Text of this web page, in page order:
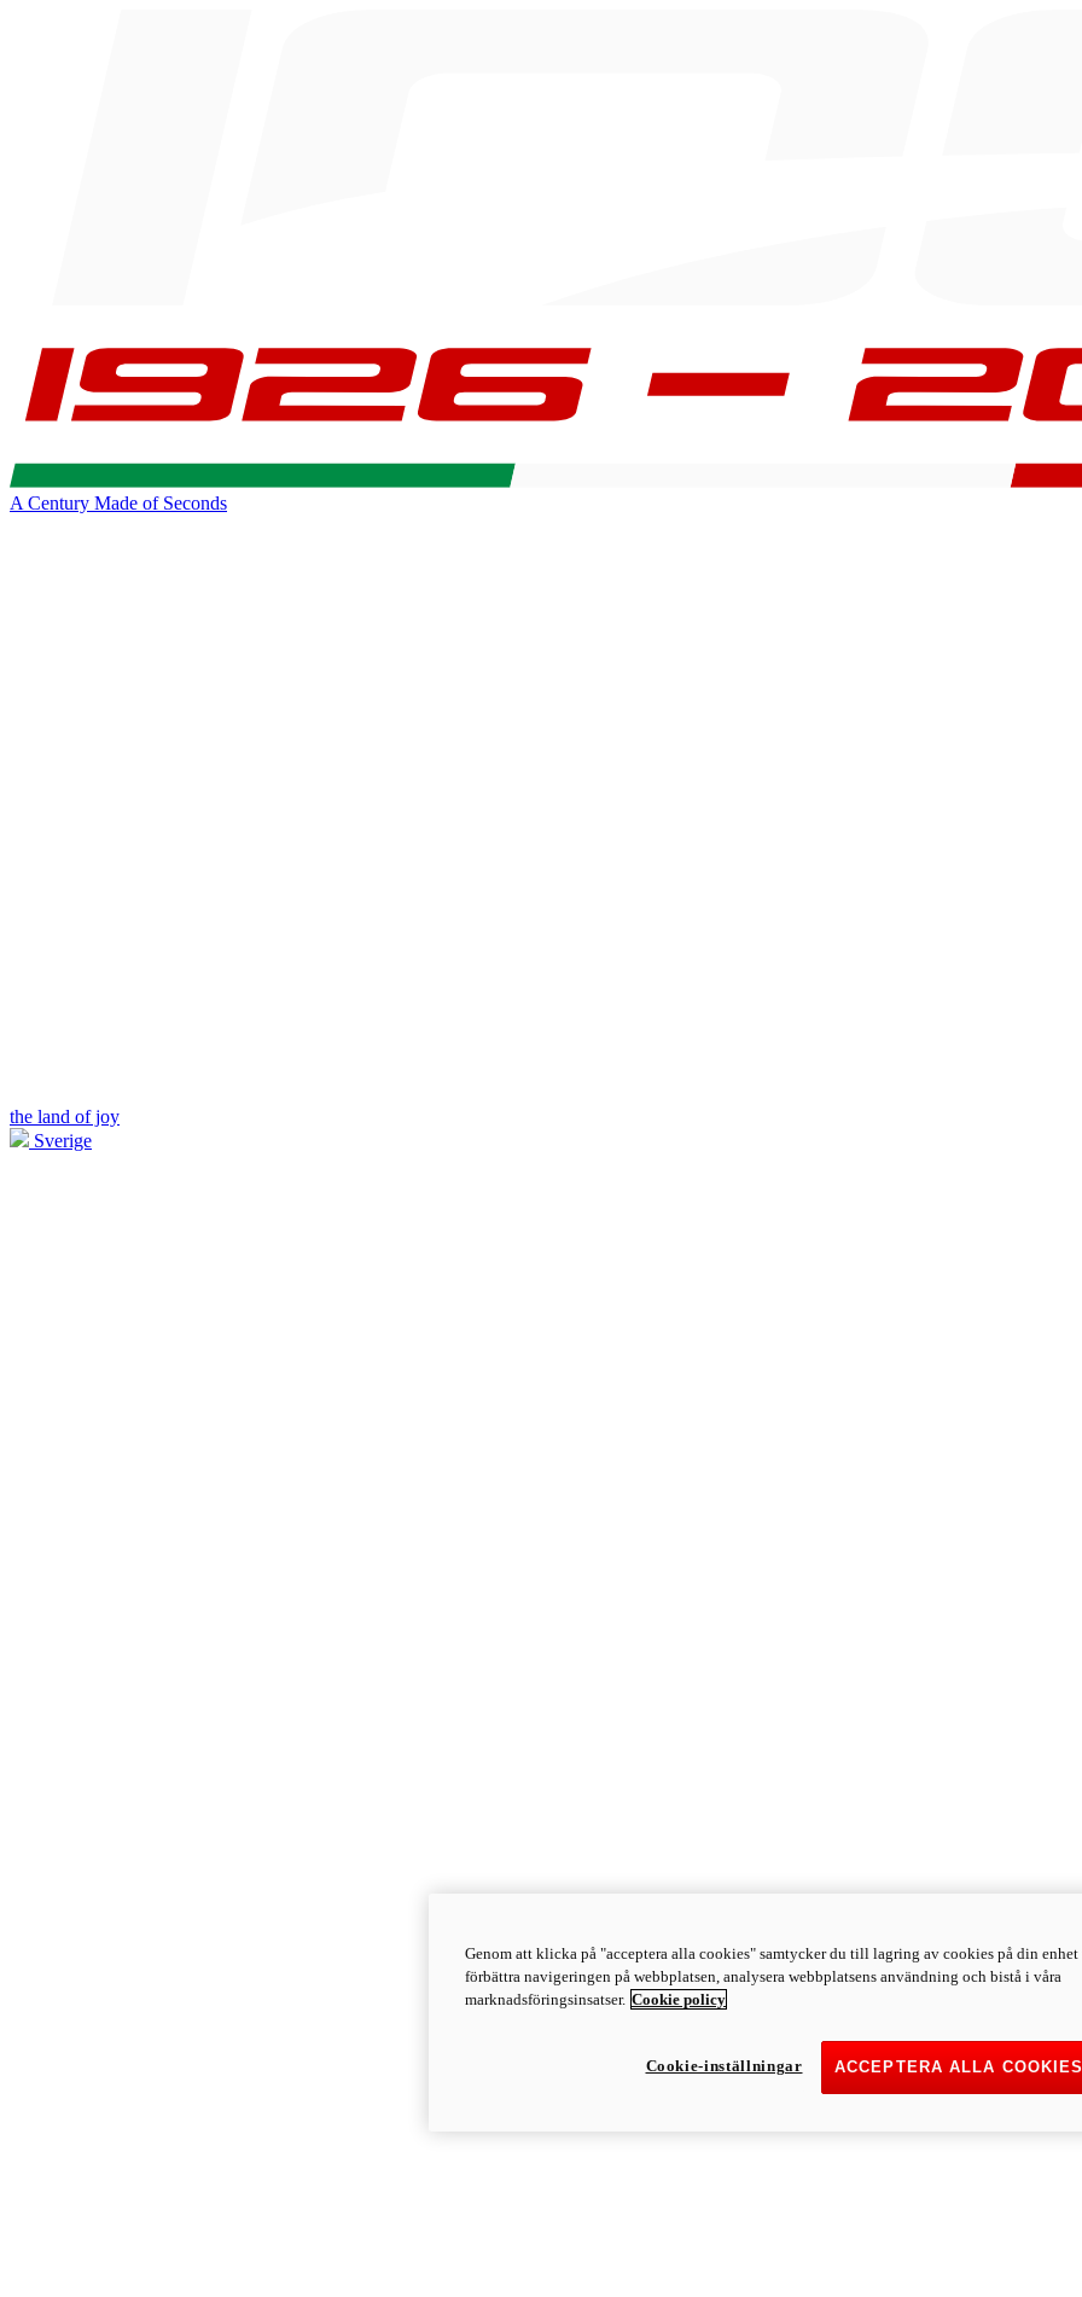
A Century Made of Seconds
the land of joy
Sverige
Genom att klicka på "acceptera alla cookies" samtycker du till lagring av cookies på din enhet
förbättra navigeringen på webbplatsen, analysera webbplatsens användning och bistå i våra
marknadsföringsinsatser. Cookie policy
ACCEPTERA ALLA COOKIES
Cookie-inställningar